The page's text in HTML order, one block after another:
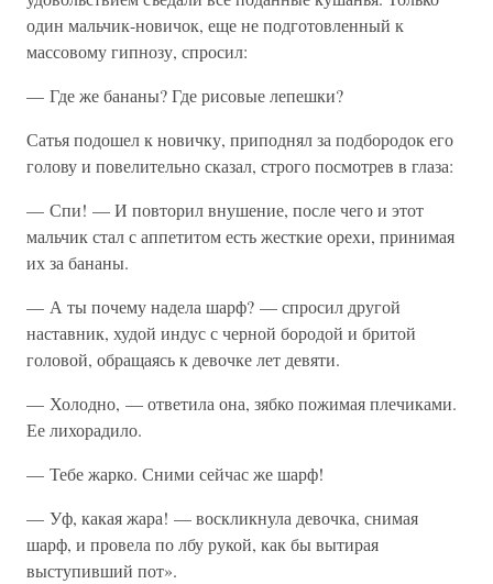
один мальчик-новичок, еще не подготовленный к
массовому гипнозу, спросил:
— Где же бананы? Где рисовые лепешки?
Сатья подошел к новичку, приподнял за подбородок его
голову и повелительно сказал, строго посмотрев в глаза:
— Спи! — И повторил внушение, после чего и этот
мальчик стал с аппетитом есть жесткие орехи, принимая
их за бананы.
— А ты почему надела шарф? — спросил другой
наставник, худой индус с черной бородой и бритой
головой, обращаясь к девочке лет девяти.
— Холодно, — ответила она, зябко пожимая плечиками.
Ее лихорадило.
— Тебе жарко. Сними сейчас же шарф!
— Уф, какая жара! — воскликнула девочка, снимая
шарф, и провела по лбу рукой, как бы вытирая
выступивший пот».